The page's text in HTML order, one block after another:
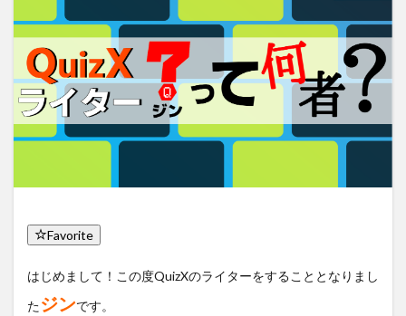
Favorite
はじめまして！この度QuizXのライターをすることとなりまし
たジンです。